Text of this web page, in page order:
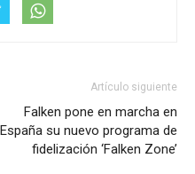
Artículo siguiente
Falken pone en marcha en
España su nuevo programa de
fidelización ‘Falken Zone’